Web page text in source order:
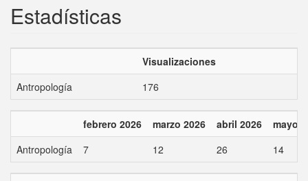
Estadísticas
Visualizaciones
Antropología
176
febrero 2026 marzo 2026 abril 2026
mayo
Antropología
7 12 26 14